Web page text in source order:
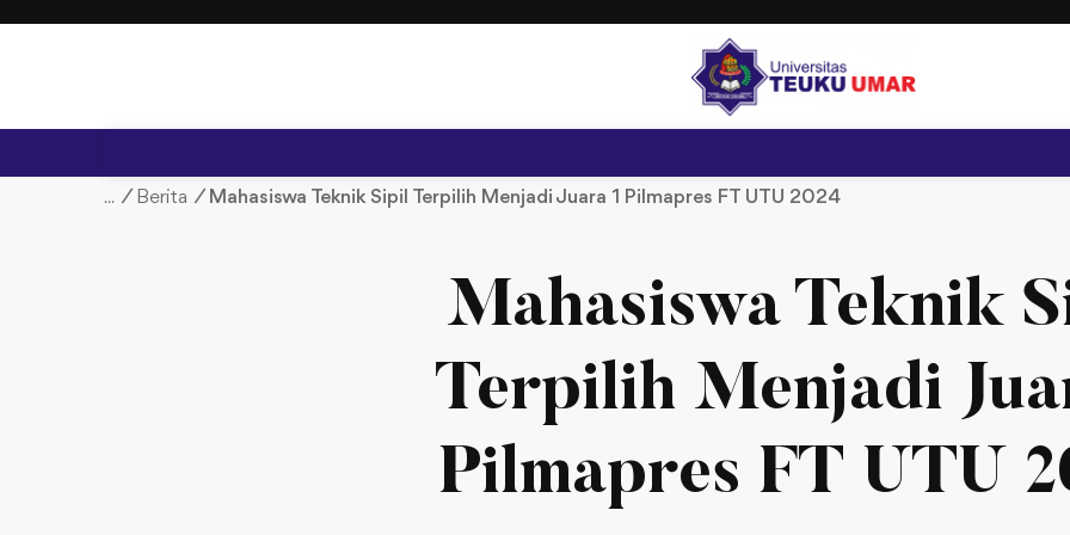
t
/ Berita / Mahasiswa Teknik Sipil Terpilih Menjadi Juara 1 Pilmapres FT UTU 2024
Mahasiswa Teknik
Terpilih Menjadi
Pilmapres FT UTU